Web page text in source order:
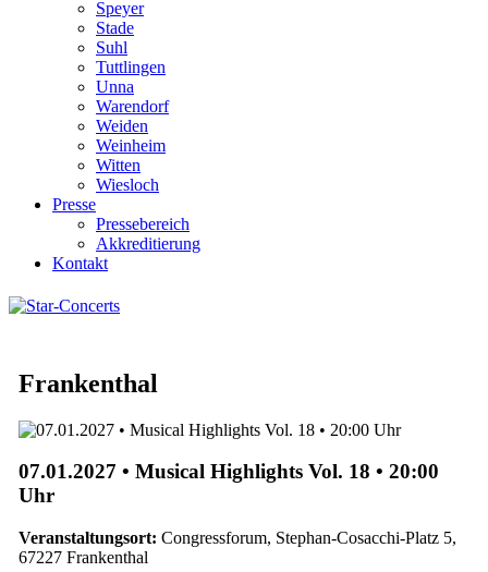
Speyer
Stade
Suhl
Tuttlingen
Unna
Warendorf
Weiden
Weinheim
Witten
Wiesloch
Presse
Pressebereich
Akkreditierung
Kontakt
Frankenthal
07.01.2027 • Musical Highlights Vol. 18 • 20:00
Uhr
Veranstaltungsort: Congressforum, Stephan-Cosacchi-Platz 5,
67227 Frankenthal